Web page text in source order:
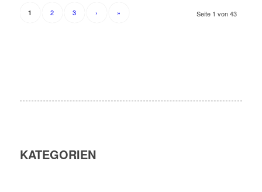
Seite 1 von 43
1 2 3 › »
KATEGORIEN